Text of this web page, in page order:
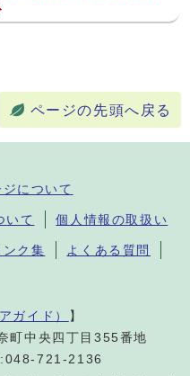
ページの先頭へ戻る
について
いて 個人情報の取扱い
ンク集 よくある質問
ガイド） 】
町中央四丁目355番地
:048-721-2136